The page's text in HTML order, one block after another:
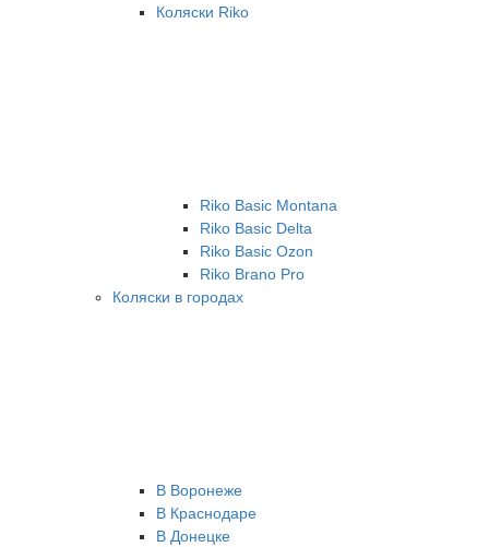
Коляски Riko
Riko Basic Montana
Riko Basic Delta
Riko Basic Ozon
Riko Brano Pro
Коляски в городах
В Воронеже
В Краснодаре
В Донецке